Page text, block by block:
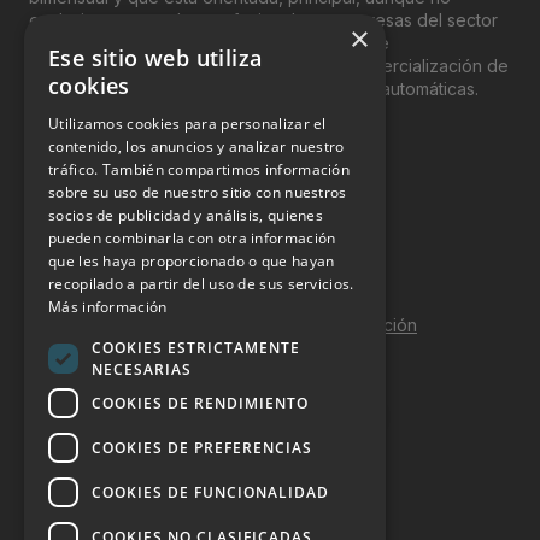
exclusivamente, a los profesionales y empresas del sector
del “Vending”; nombre con el que se conoce
genéricamente entre profesionales a la comercialización de
productos y servicios a través de máquinas automáticas.
INFORMACIÓN LEGAL
Aviso Legal
Política de Privacidad
Política de Cookies
Política de calidad y seguridad de la información
Contacto
DOSSIER Y CONTRATACIÓN
Dossier 2026 (ES)
×
Ese sitio web utiliza
cookies
Utilizamos cookies para personalizar el
contenido, los anuncios y analizar nuestro
tráfico. También compartimos información
sobre su uso de nuestro sitio con nuestros
socios de publicidad y análisis, quienes
pueden combinarla con otra información
que les haya proporcionado o que hayan
recopilado a partir del uso de sus servicios.
Más información
COOKIES ESTRICTAMENTE
NECESARIAS
COOKIES DE RENDIMIENTO
COOKIES DE PREFERENCIAS
COOKIES DE FUNCIONALIDAD